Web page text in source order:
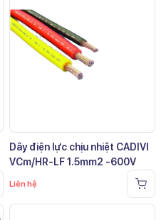
Dây điện lực chịu nhiệt CADIVI
VCm/HR-LF 1.5mm2 -600V
Liên hệ